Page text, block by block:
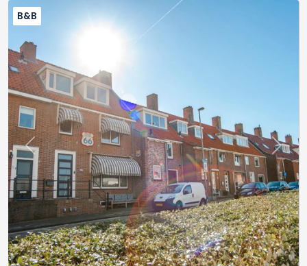
Previous Next
B&B